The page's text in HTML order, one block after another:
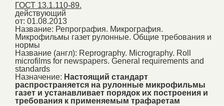
ГОСТ 13.1.110-89.
действующий
от: 01.08.2013
Название: Репрография. Микрография.
Микрофильмы газет рулонные. Общие требования и
нормы
Название (англ): Reprography. Micrography. Roll
microfilms for newspapers. General requirements and
standards
Назначение: Настоящий стандарт
распространяется на рулонные микрофильмы
газет и устанавливает порядок их построения и
требования к применяемым трафаретам